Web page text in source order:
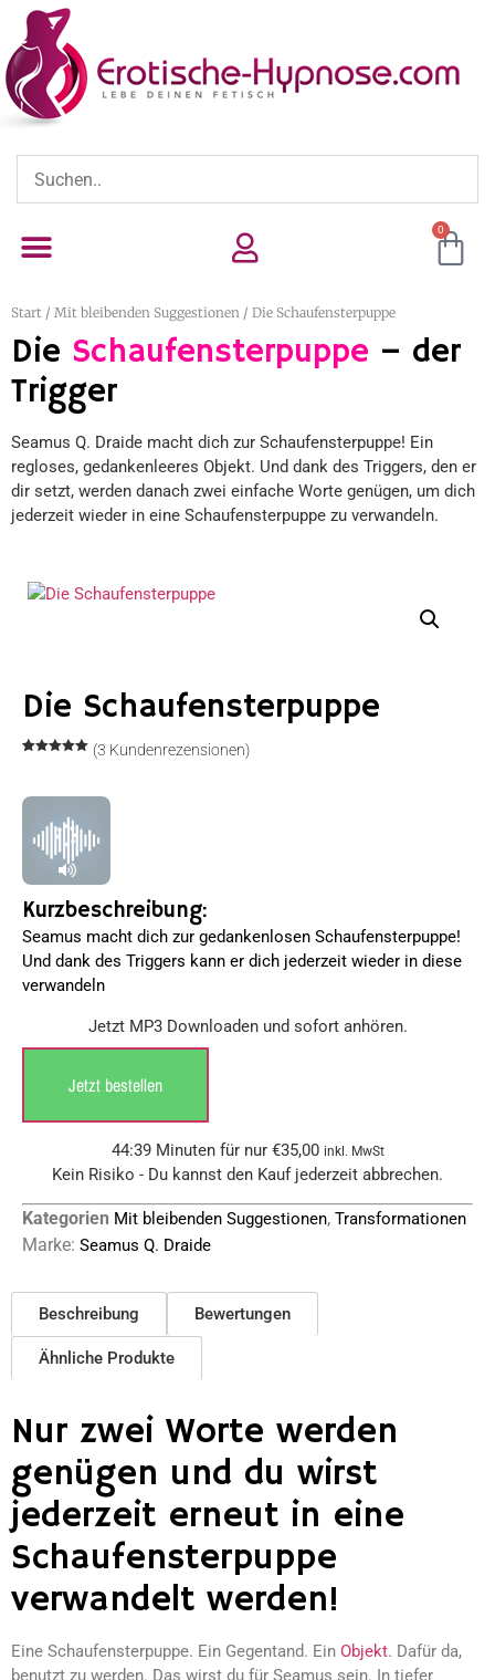
0
Start / Mit bleibenden Suggestionen / Die Schaufensterpuppe
Die Schaufensterpuppe – der
Trigger
Seamus Q. Draide macht dich zur Schaufensterpuppe! Ein
regloses, gedankenleeres Objekt. Und dank des Triggers, den er
dir setzt, werden danach zwei einfache Worte genügen, um dich
jederzeit wieder in eine Schaufensterpuppe zu verwandeln.
Die Schaufensterpuppe
basierend
Kundenbewertungen
(3 Kundenrezensionen)
Kurzbeschreibung:
Seamus macht dich zur gedankenlosen Schaufensterpuppe!
Und dank des Triggers kann er dich jederzeit wieder in diese
verwandeln
Jetzt MP3 Downloaden und sofort anhören.
Jetzt bestellen
44:39 Minuten für nur €35,00 inkl. MwSt
Kein Risiko - Du kannst den Kauf jederzeit abbrechen.
Kategorien Mit bleibenden Suggestionen, Transformationen
Marke: Seamus Q. Draide
Beschreibung Bewertungen
Ähnliche Produkte
Nur zwei Worte werden
genügen und du wirst
jederzeit erneut in eine
Schaufensterpuppe
verwandelt werden!
Eine Schaufensterpuppe. Ein Gegentand. Ein Objekt. Dafür da,
benutzt zu werden. Das wirst du für Seamus sein. In tiefer